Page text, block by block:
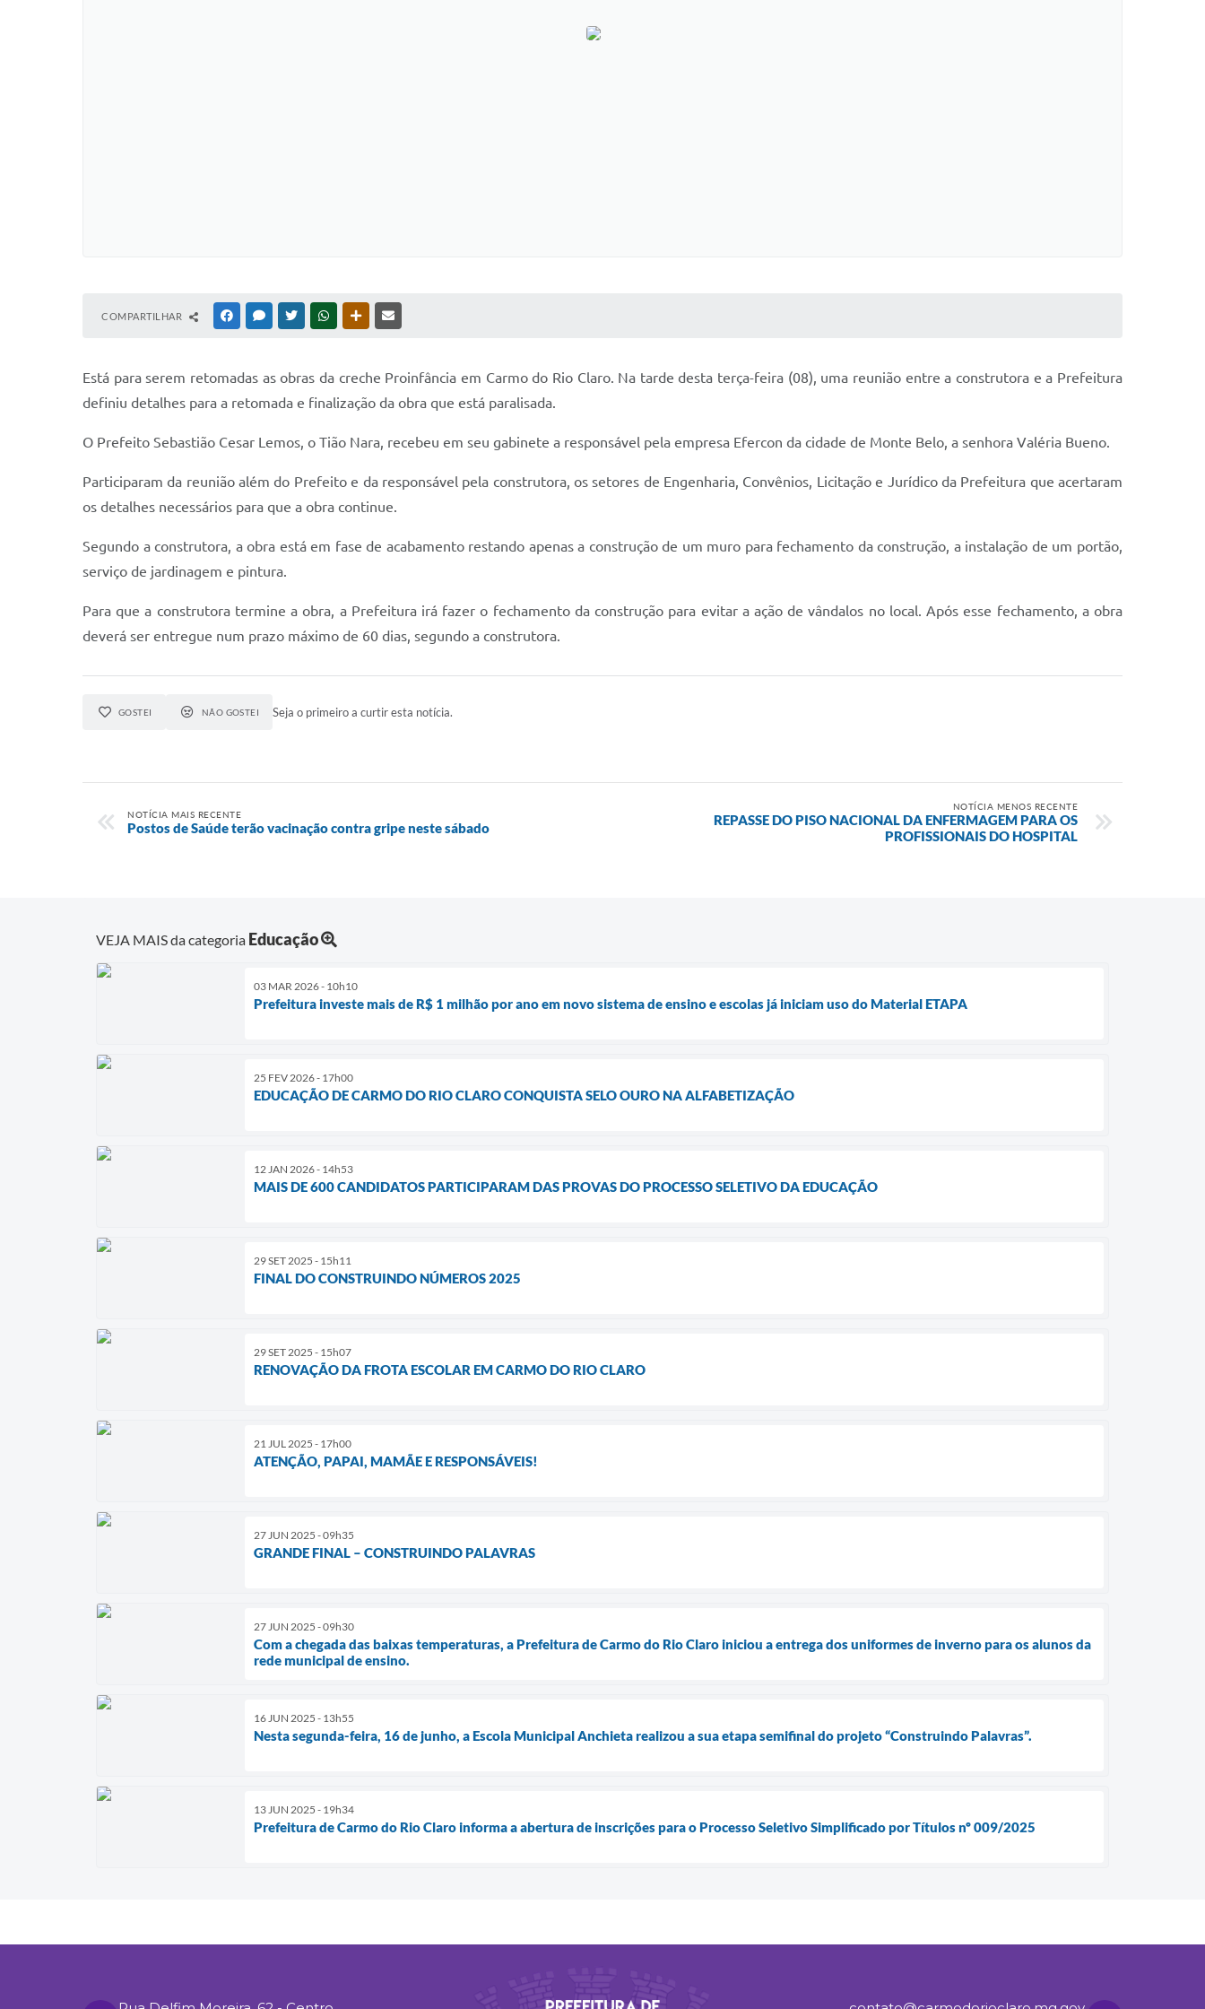
COMPARTILHAR FACEBOOKMESSENGER
TWITTERWHATSAPPOUTRAS MÍDIAS
Está para serem retomadas as obras da creche Proinfância em Carmo do Rio Claro. Na tarde desta terça-feira (08), uma reunião entre a construtora e a Prefeitura
definiu detalhes para a retomada e finalização da obra que está paralisada.
O Prefeito Sebastião Cesar Lemos, o Tião Nara, recebeu em seu gabinete a responsável pela empresa Efercon da cidade de Monte Belo, a senhora Valéria Bueno.
Participaram da reunião além do Prefeito e da responsável pela construtora, os setores de Engenharia, Convênios, Licitação e Jurídico da Prefeitura que acertaram
os detalhes necessários para que a obra continue.
Segundo a construtora, a obra está em fase de acabamento restando apenas a construção de um muro para fechamento da construção, a instalação de um portão,
serviço de jardinagem e pintura.
Para que a construtora termine a obra, a Prefeitura irá fazer o fechamento da construção para evitar a ação de vândalos no local. Após esse fechamento, a obra
deverá ser entregue num prazo máximo de 60 dias, segundo a construtora.
GOSTEI NÃO GOSTEI Seja o primeiro a curtir esta notícia.
NOTÍCIA MAIS RECENTE
Postos de Saúde terão vacinação contra gripe neste sábado
NOTÍCIA MENOS RECENTE
REPASSE DO PISO NACIONAL DA ENFERMAGEM PARA OS
PROFISSIONAIS DO HOSPITAL
VEJA MAIS da categoria Educação
03 MAR 2026 - 10h10
Prefeitura investe mais de R$ 1 milhão por ano em novo sistema de ensino e escolas já iniciam uso do Material ETAPA
25 FEV 2026 - 17h00
EDUCAÇÃO DE CARMO DO RIO CLARO CONQUISTA SELO OURO NA ALFABETIZAÇÃO
12 JAN 2026 - 14h53
MAIS DE 600 CANDIDATOS PARTICIPARAM DAS PROVAS DO PROCESSO SELETIVO DA EDUCAÇÃO
29 SET 2025 - 15h11
FINAL DO CONSTRUINDO NÚMEROS 2025
29 SET 2025 - 15h07
RENOVAÇÃO DA FROTA ESCOLAR EM CARMO DO RIO CLARO
21 JUL 2025 - 17h00
ATENÇÃO, PAPAI, MAMÃE E RESPONSÁVEIS!
27 JUN 2025 - 09h35
GRANDE FINAL – CONSTRUINDO PALAVRAS
27 JUN 2025 - 09h30
Com a chegada das baixas temperaturas, a Prefeitura de Carmo do Rio Claro iniciou a entrega dos uniformes de inverno para os alunos da
rede municipal de ensino.
16 JUN 2025 - 13h55
Nesta segunda-feira, 16 de junho, a Escola Municipal Anchieta realizou a sua etapa semifinal do projeto “Construindo Palavras”.
13 JUN 2025 - 19h34
Prefeitura de Carmo do Rio Claro informa a abertura de inscrições para o Processo Seletivo Simplificado por Títulos nº 009/2025